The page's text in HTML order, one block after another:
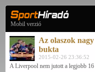
Mobil verzió
Az olaszok
bukta
2015-02-26 23:36:52
A Liverpool nem jutott a legjobb 16